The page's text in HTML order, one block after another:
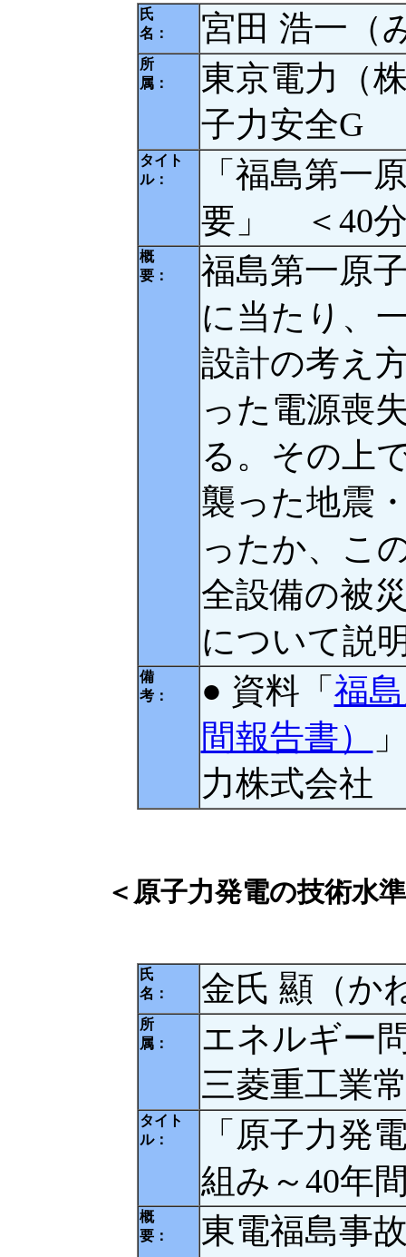
氏
名：
宮田 浩一（
所
属：
東京電力（
子力安全G
タイト
ル：
「福島第一
要」 ＜40
概
要：
福島第一原
に当たり、
設計の考え
った電源喪
る。その上
襲った地震
ったか、こ
全設備の被
について説
備
考：
● 資料「 福
間報告書）
力株式会社
＜原子力発電の技術水
氏
名：
金氏 顯（か
所
属：
エネルギー
三菱重工業
タイト
ル：
「原子力発
組み～40年
概
要：
東電福島事